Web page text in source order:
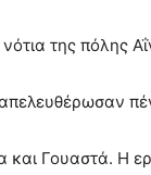
της πόλης
Γουαστά. Η